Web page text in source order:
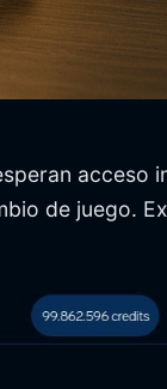
acceso
de juego.